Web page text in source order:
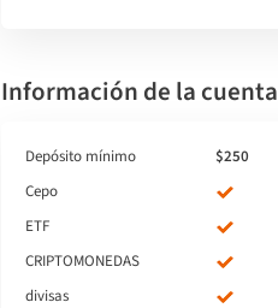
Información de la cuenta
Depósito mínimo
$250
Cepo
ETF
CRIPTOMONEDAS
divisas